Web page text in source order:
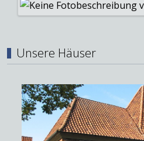
Unsere Häuser